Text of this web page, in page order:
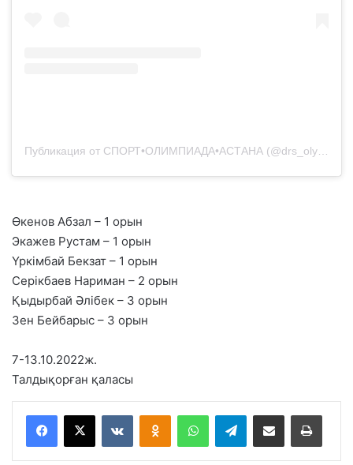
Публикация от СПОРТ•ОЛИМПИАДА•АСТАНА (@drs_olympic_astana)
Өкенов Абзал – 1 орын
Экажев Рустам – 1 орын
Үркімбай Бекзат – 1 орын
Серікбаев Нариман – 2 орын
Қыдырбай Әлібек – 3 орын
Зен Бейбарыс – 3 орын
7-13.10.2022ж.
Талдықорған қаласы
Telegram